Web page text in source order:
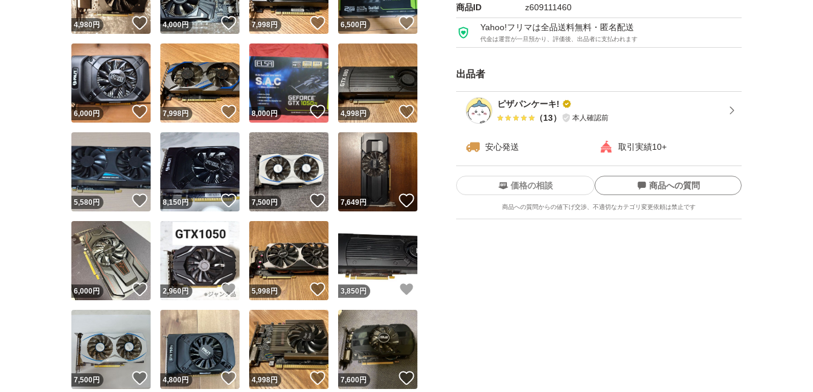
商品ID z609111460
Yahoo!フリマは全品送料無料・匿名配送
代金は運営が一旦預かり、評価後、出品者に支払われます
出品者
ピザパンケーキ!
（13） 本人確認前
安心発送 取引実績10+
ユーザーの実績について
Yahoo!フリマが定めた一定の基準を満たしたユーザーにバッジを付与しています
安心取引出品者
安心取引出品者 Yahoo!フリマの基準をクリアした安心・安全なユーザーです
取引実績
価格の相談 商品への質問
商品への質問からの値下げ交渉、不適切なカテゴリ変更依頼は禁止です
この商品の情報をコピーします
商品画像の無断転載は禁止されています
4,980円 いいね！
4,000円 いいね！
7,998円 いいね！
6,500円
6,000円 いいね！
7,998円 いいね！
8,000円 いいね！
4,998円 いいね！
5,580円 いいね！
8,150円 いいね！
7,500円 いいね！
7,649円
6,000円 いいね！
2,960円 いいね！
5,998円 いいね！
3,850 円
7,500円 いいね！
4,800円 いいね！
4,998円 いいね！
7,600円 いいね！